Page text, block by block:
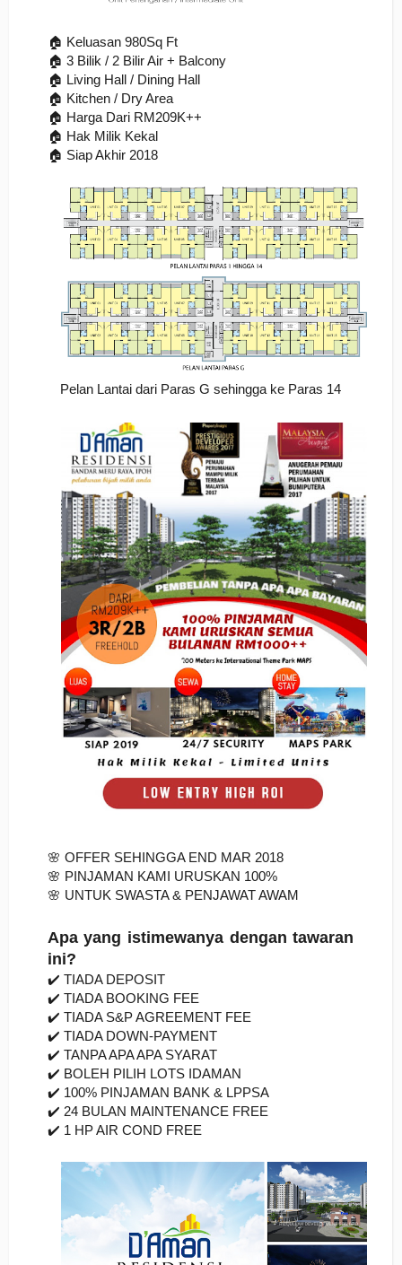
🏠 Keluasan 980Sq Ft
🏠 3 Bilik / 2 Bilir Air + Balcony
🏠 Living Hall / Dining Hall
🏠 Kitchen / Dry Area
🏠 Harga Dari RM209K++
🏠 Hak Milik Kekal
🏠 Siap Akhir 2018
Pelan Lantai dari Paras G sehingga ke Paras 14
🌸 OFFER SEHINGGA END MAR 2018
🌸 PINJAMAN KAMI URUSKAN 100%
🌸 UNTUK SWASTA & PENJAWAT AWAM
Apa yang istimewanya dengan tawaran
ini?
✔️ TIADA DEPOSIT
✔️ TIADA BOOKING FEE
✔️ TIADA S&P AGREEMENT FEE
✔️ TIADA DOWN-PAYMENT
✔️ TANPA APA APA SYARAT
✔️ BOLEH PILIH LOTS IDAMAN
✔️ 100% PINJAMAN BANK & LPPSA
✔️ 24 BULAN MAINTENANCE FREE
✔️ 1 HP AIR COND FREE